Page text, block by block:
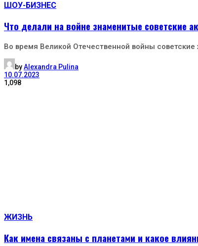
ШОУ-БИЗНЕС
Что делали на войне знаменитые советские
Во время Великой Отечественной войны
byAlexandra Pulina
10.07.2023
1,098
ЖИЗНЬ
Как имена связаны с планетами и какое